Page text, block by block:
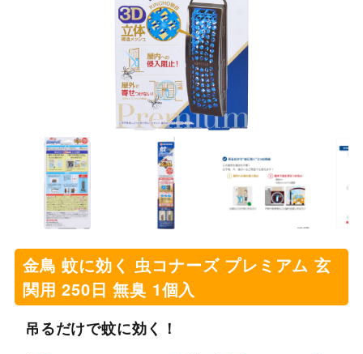
金鳥 蚊に効く 虫コナーズ プレミアム 玄
関用 250日 無臭 1個入
吊るだけで蚊に効く！